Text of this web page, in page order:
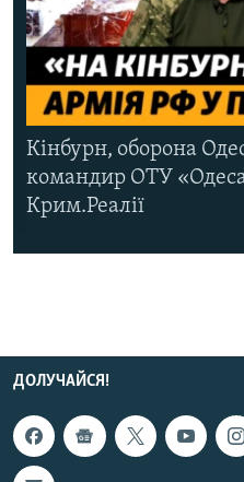
Кінбурн, оборона
командир ОТУ
Крим.Реалії
ДОЛУЧАЙСЯ!